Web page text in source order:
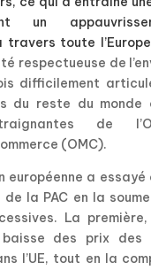
un
toute
respectueuse de
difficilement
du reste du
de
(OMC).
européenne a
de la PAC en la
La
des prix des
l’UE, tout en la